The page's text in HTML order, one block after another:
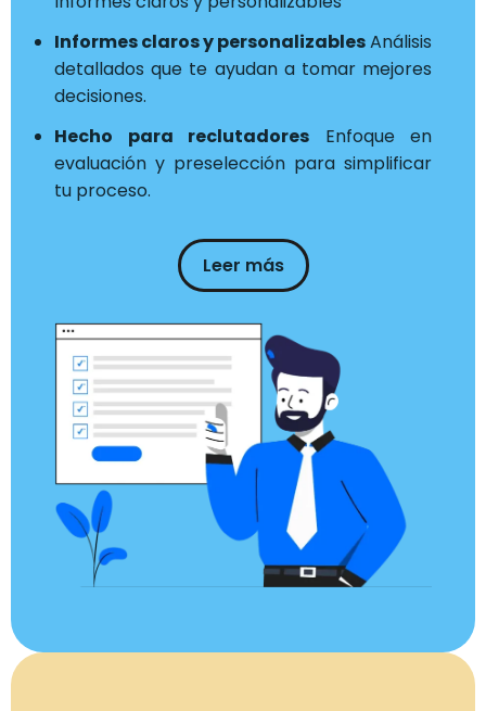
Informes claros y personalizablesAnálisis
detallados que te ayudan a tomar mejores
decisiones.
Hecho para reclutadores Enfoque en
evaluación y preselección para simplificar
tu proceso.
Leer más